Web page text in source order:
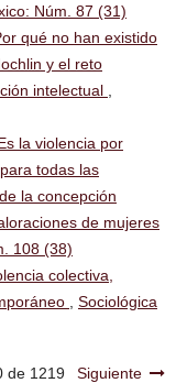
Núm. 87 (31)
qué no han existido
y el reto
intelectual
la violencia por
todas las
la concepción
de mujeres
108 (38)
colectiva,
Sociológica
de 1219
Siguiente